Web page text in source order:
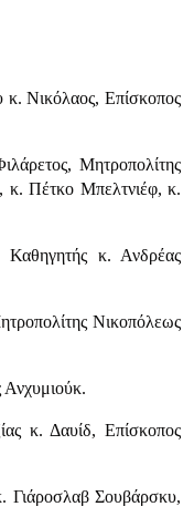
κ. Νικόλαος, Επίσκοπος
Μητροπολίτης
κ. Πέτκο Μπελτνιέφ, κ.
Καθηγητής κ. Ανδρέας
Νικοπόλεως
κ. Δαυίδ, Επίσκοπος
Γιάροσλαβ Σουβάρσκυ,